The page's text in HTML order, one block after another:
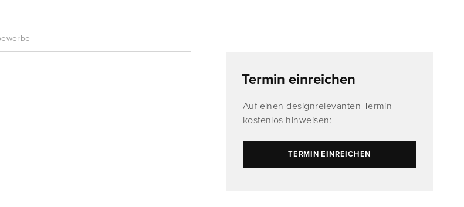
Termin einreichen
Auf einen designrelevanten Termin
kostenlos hinweisen:
TERMIN EINREICHEN